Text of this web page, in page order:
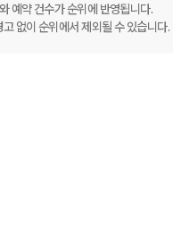
예약 건수가 순위에 반영됩니다.
없이 순위에서 제외될 수 있습니다.